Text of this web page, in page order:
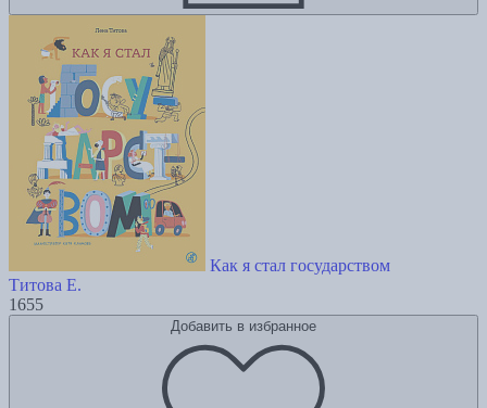
Как я стал государством
Титова Е.
1655
Добавить в избранное